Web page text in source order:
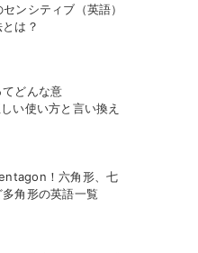
ンシティブ（英語）
は？
てどんな意
い使い方と言い換え
！六角形、七
角形の英語一覧